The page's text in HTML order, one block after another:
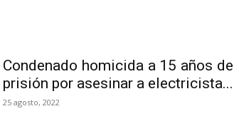
Condenado homicida a 15 años de
prisión por asesinar a electricista...
25 agosto, 2022